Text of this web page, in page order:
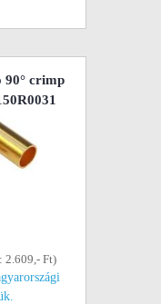
90° crimp
2.609,- Ft)